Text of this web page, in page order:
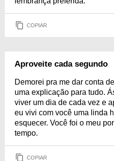
COPIAR
Aproveite cada segundo
Demorei pra me dar conta
uma explicação para tudo.
viver um dia de cada vez e
eu vivi com você uma linda
esquecer. Você foi o meu
tempo.
COPIAR